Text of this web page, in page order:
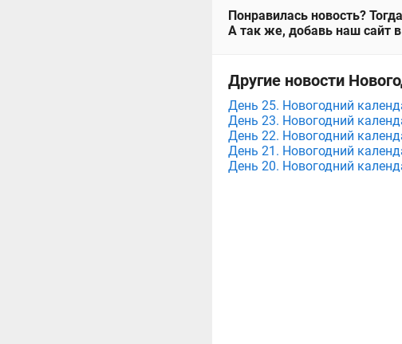
Понравилась новость?
А так же, добавь наш сайт
Другие новости
День 25. Новогодний
День 23. Новогодний
День 22. Новогодний
День 21. Новогодний
День 20. Новогодний